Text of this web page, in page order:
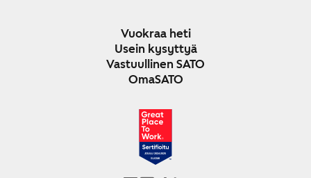
Vuokraa heti
Usein kysyttyä
Vastuullinen SATO
OmaSATO
JOULU 2024-2025
SUOMI